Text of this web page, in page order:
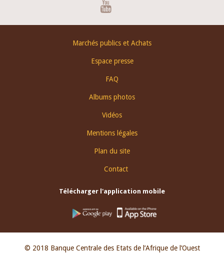
Marchés publics et Achats
Espace presse
FAQ
Albums photos
Vidéos
Mentions légales
Plan du site
Contact
Télécharger l'application mobile
© 2018 Banque Centrale des Etats de l’Afrique de l’Ouest